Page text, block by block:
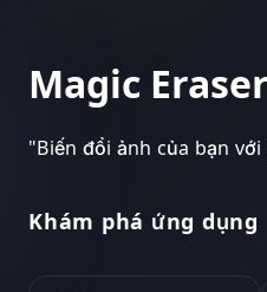
Magic Eraser
"Biến đổi ảnh của bạn
Khám phá ứng dụng